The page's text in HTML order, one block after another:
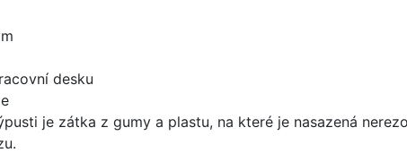
desku
je zátka z gumy a plastu, na které je nasazená